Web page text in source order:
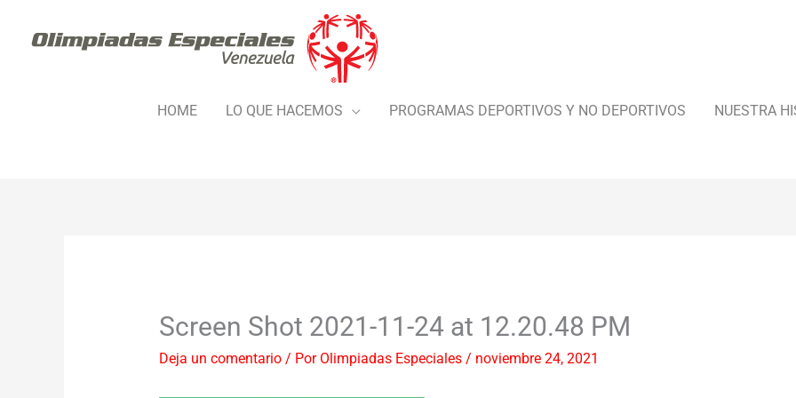
HOME LO QUE HACEMOS PROGRAMAS DEPORTIVOS Y NO DEPORTIVOS NUESTRA
Screen Shot 2021-11-24 at 12.20.48 PM
Deja un comentario / Por Olimpiadas Especiales / noviembre 24, 2021